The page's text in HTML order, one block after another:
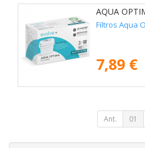
AQUA
Filtros Aqua
7,89 €
Ant. 01